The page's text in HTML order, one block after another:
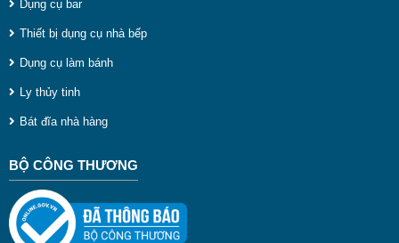
Dụng cụ bar
Thiết bị dụng cụ nhà bếp
Dụng cụ làm bánh
Ly thủy tinh
Bát đĩa nhà hàng
BỘ CÔNG THƯƠNG